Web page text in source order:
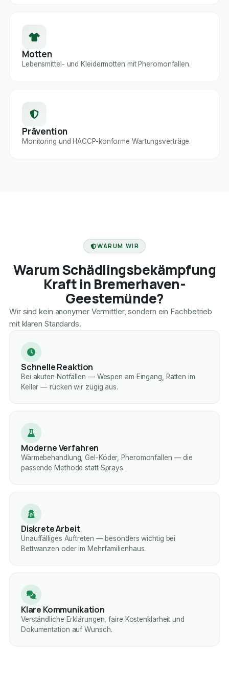
Motten
Lebensmittel- und Kleidermotten mit Pheromonfallen.
Prävention
Monitoring und HACCP-konforme Wartungsverträge.
WARUM WIR
Warum Schädlingsbekämpfung
Kraft in Bremerhaven-
Geestemünde?
Wir sind kein anonymer Vermittler, sondern ein Fachbetrieb
mit klaren Standards.
Schnelle Reaktion
Bei akuten Notfällen — Wespen am Eingang, Ratten im
Keller — rücken wir zügig aus.
Moderne Verfahren
Wärmebehandlung, Gel-Köder, Pheromonfallen — die
passende Methode statt Sprays.
Diskrete Arbeit
Unauffälliges Auftreten — besonders wichtig bei
Bettwanzen oder im Mehrfamilienhaus.
Klare Kommunikation
Verständliche Erklärungen, faire Kostenklarheit und
Dokumentation auf Wunsch.